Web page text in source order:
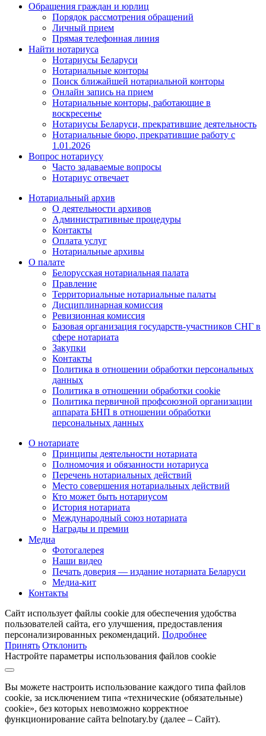
Обращения граждан и юрлиц
Порядок рассмотрения обращений
Личный прием
Прямая телефонная линия
Найти нотариуса
Нотариусы Беларуси
Нотариальные конторы
Поиск ближайшей нотариальной конторы
Онлайн запись на прием
Нотариальные конторы, работающие в
воскресенье
Нотариусы Беларуси, прекратившие деятельность
Нотариальные бюро, прекратившие работу с
1.01.2026
Вопрос нотариусу
Часто задаваемые вопросы
Нотариус отвечает
Нотариальный архив
О деятельности архивов
Административные процедуры
Контакты
Оплата услуг
Нотариальные архивы
О палате
Белорусская нотариальная палата
Правление
Территориальные нотариальные палаты
Дисциплинарная комиссия
Ревизионная комиссия
Базовая организация государств-участников СНГ в
сфере нотариата
Закупки
Контакты
Политика в отношении обработки персональных
данных
Политика в отношении обработки cookie
Политика первичной профсоюзной организации
аппарата БНП в отношении обработки
персональных данных
О нотариате
Принципы деятельности нотариата
Полномочия и обязанности нотариуса
Перечень нотариальных действий
Место совершения нотариальных действий
Кто может быть нотариусом
История нотариата
Международный союз нотариата
Награды и премии
Медиа
Фотогалерея
Наши видео
Печать доверия — издание нотариата Беларуси
Медиа-кит
Контакты
Сайт использует файлы cookie для обеспечения удобства
пользователей сайта, его улучшения, предоставления
персонализированных рекомендаций. Подробнее
Принять Отклонить
Настройте параметры использования файлов cookie
Вы можете настроить использование каждого типа файлов
cookie, за исключением типа «технические (обязательные)
cookie», без которых невозможно корректное
функционирование сайта belnotary.by (далее – Сайт).